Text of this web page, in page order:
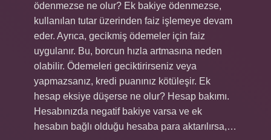
ödenmezse ne olur? Ek bakiye ödenmezse,
kullanılan tutar üzerinden faiz işlemeye devam
eder. Ayrıca, gecikmiş ödemeler için faiz
uygulanır. Bu, borcun hızla artmasına neden
olabilir. Ödemeleri geciktirirseniz veya
yapmazsanız, kredi puanınız kötüleşir. Ek
hesap eksiye düşerse ne olur? Hesap bakımı.
Hesabınızda negatif bakiye varsa ve ek
hesabın bağlı olduğu hesaba para aktarılırsa,…